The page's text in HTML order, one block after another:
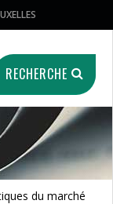
RECHERCHE
du marché